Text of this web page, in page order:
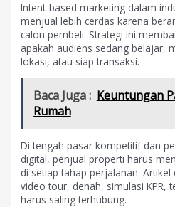
Intent-based marketing dalam
menjual lebih cerdas karena
calon pembeli. Strategi ini
apakah audiens sedang belajar,
lokasi, atau siap transaksi.
Baca Juga : Keuntungan
Rumah
Di tengah pasar kompetitif dan
digital, penjual properti harus
di setiap tahap perjalanan.
video tour, denah, simulasi KPR,
harus saling terhubung.